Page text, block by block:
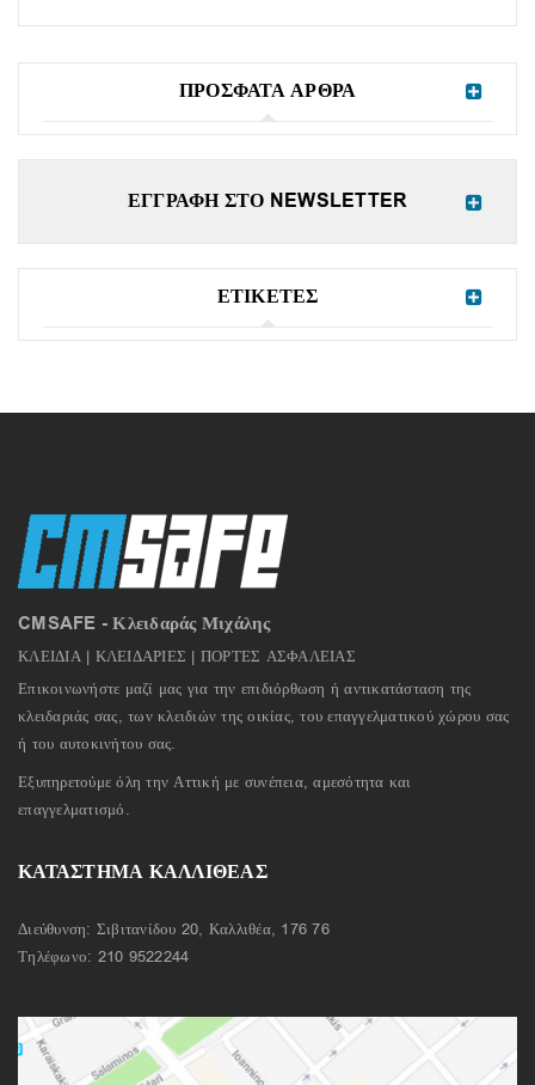
ΠΡΟΣΦΑΤΑ ΑΡΘΡΑ
ΕΓΓΡΑΦΗ ΣΤΟ NEWSLETTER
ΕΤΙΚΕΤΕΣ
CMSAFE - Κλειδαράς Μιχάλης
ΚΛΕΙΔΙΑ | ΚΛΕΙΔΑΡΙΕΣ | ΠΟΡΤΕΣ ΑΣΦΑΛΕΙΑΣ
Επικοινωνήστε μαζί μας για την επιδιόρθωση ή αντικατάσταση της
κλειδαριάς σας, των κλειδιών της οικίας, του επαγγελματικού χώρου σας
ή του αυτοκινήτου σας.
Εξυπηρετούμε όλη την Αττική με συνέπεια, αμεσότητα και
επαγγελματισμό.
ΚΑΤΑΣΤΗΜΑ ΚΑΛΛΙΘΕΑΣ
Διεύθυνση: Σιβιτανίδου 20, Καλλιθέα, 176 76
Τηλέφωνο: 210 9522244